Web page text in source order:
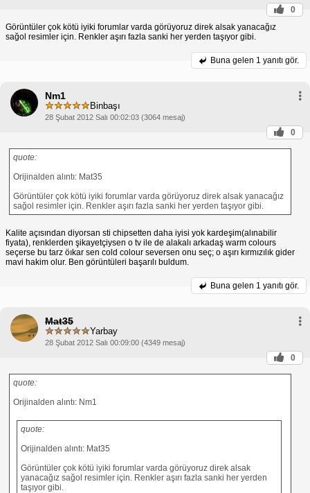
0
Görüntüler çok kötü iyiki forumlar varda görüyoruz direk alsak yanacağız
sağol resimler için. Renkler aşırı fazla sanki her yerden taşıyor gibi.
Buna gelen 1 yanıtı gör.
Nm1
Binbaşı
28 Şubat 2012 Salı 00:02:03 (3064 mesaj)
0
quote:
Orijinalden alıntı: Mat35
Görüntüler çok kötü iyiki forumlar varda görüyoruz direk alsak yanacağız
sağol resimler için. Renkler aşırı fazla sanki her yerden taşıyor gibi.
Kalite açısından diyorsan sti chipsetten daha iyisi yok kardeşim(alınabilir
fiyata), renklerden şikayetçiysen o tv ile de alakalı arkadaş warm colours
seçerse bu tarz öıkar sen cold colour seversen onu seç; o aşırı kırmızılık gider
mavi hakim olur. Ben görüntüleri başarılı buldum.
Buna gelen 1 yanıtı gör.
Mat35
Yarbay
28 Şubat 2012 Salı 00:09:00 (4349 mesaj)
0
quote:
Orijinalden alıntı: Nm1
quote:
Orijinalden alıntı: Mat35
Görüntüler çok kötü iyiki forumlar varda görüyoruz direk alsak
yanacağız sağol resimler için. Renkler aşırı fazla sanki her yerden
taşıyor gibi.